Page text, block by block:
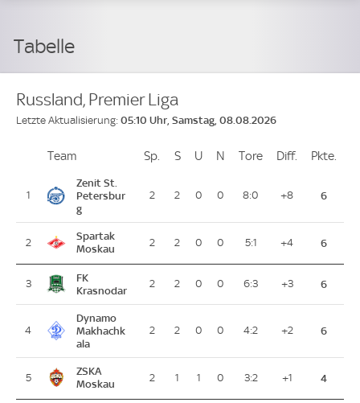
Tabelle
Russland, Premier Liga
Letzte Aktualisierung: 05:10 Uhr, Samstag, 08.08.2026
PlatzTeam Sp. Spiele
SSiege
U Unentschieden
N Niederlagen
Tore ToreDiff. Differenz
Pkte.
1
Zenit St.
Petersbur
g
2 2 0 0 8:0 +8 6
2
Spartak
Moskau
2 2 0 0 5:1 +4 6
3
FK
Krasnodar
2 2 0 0 6:3 +3 6
4
Dynamo
Makhachk
ala
2 2 0 0 4:2 +2 6
5
ZSKA
Moskau
2 1 1 0 3:2 +1 4